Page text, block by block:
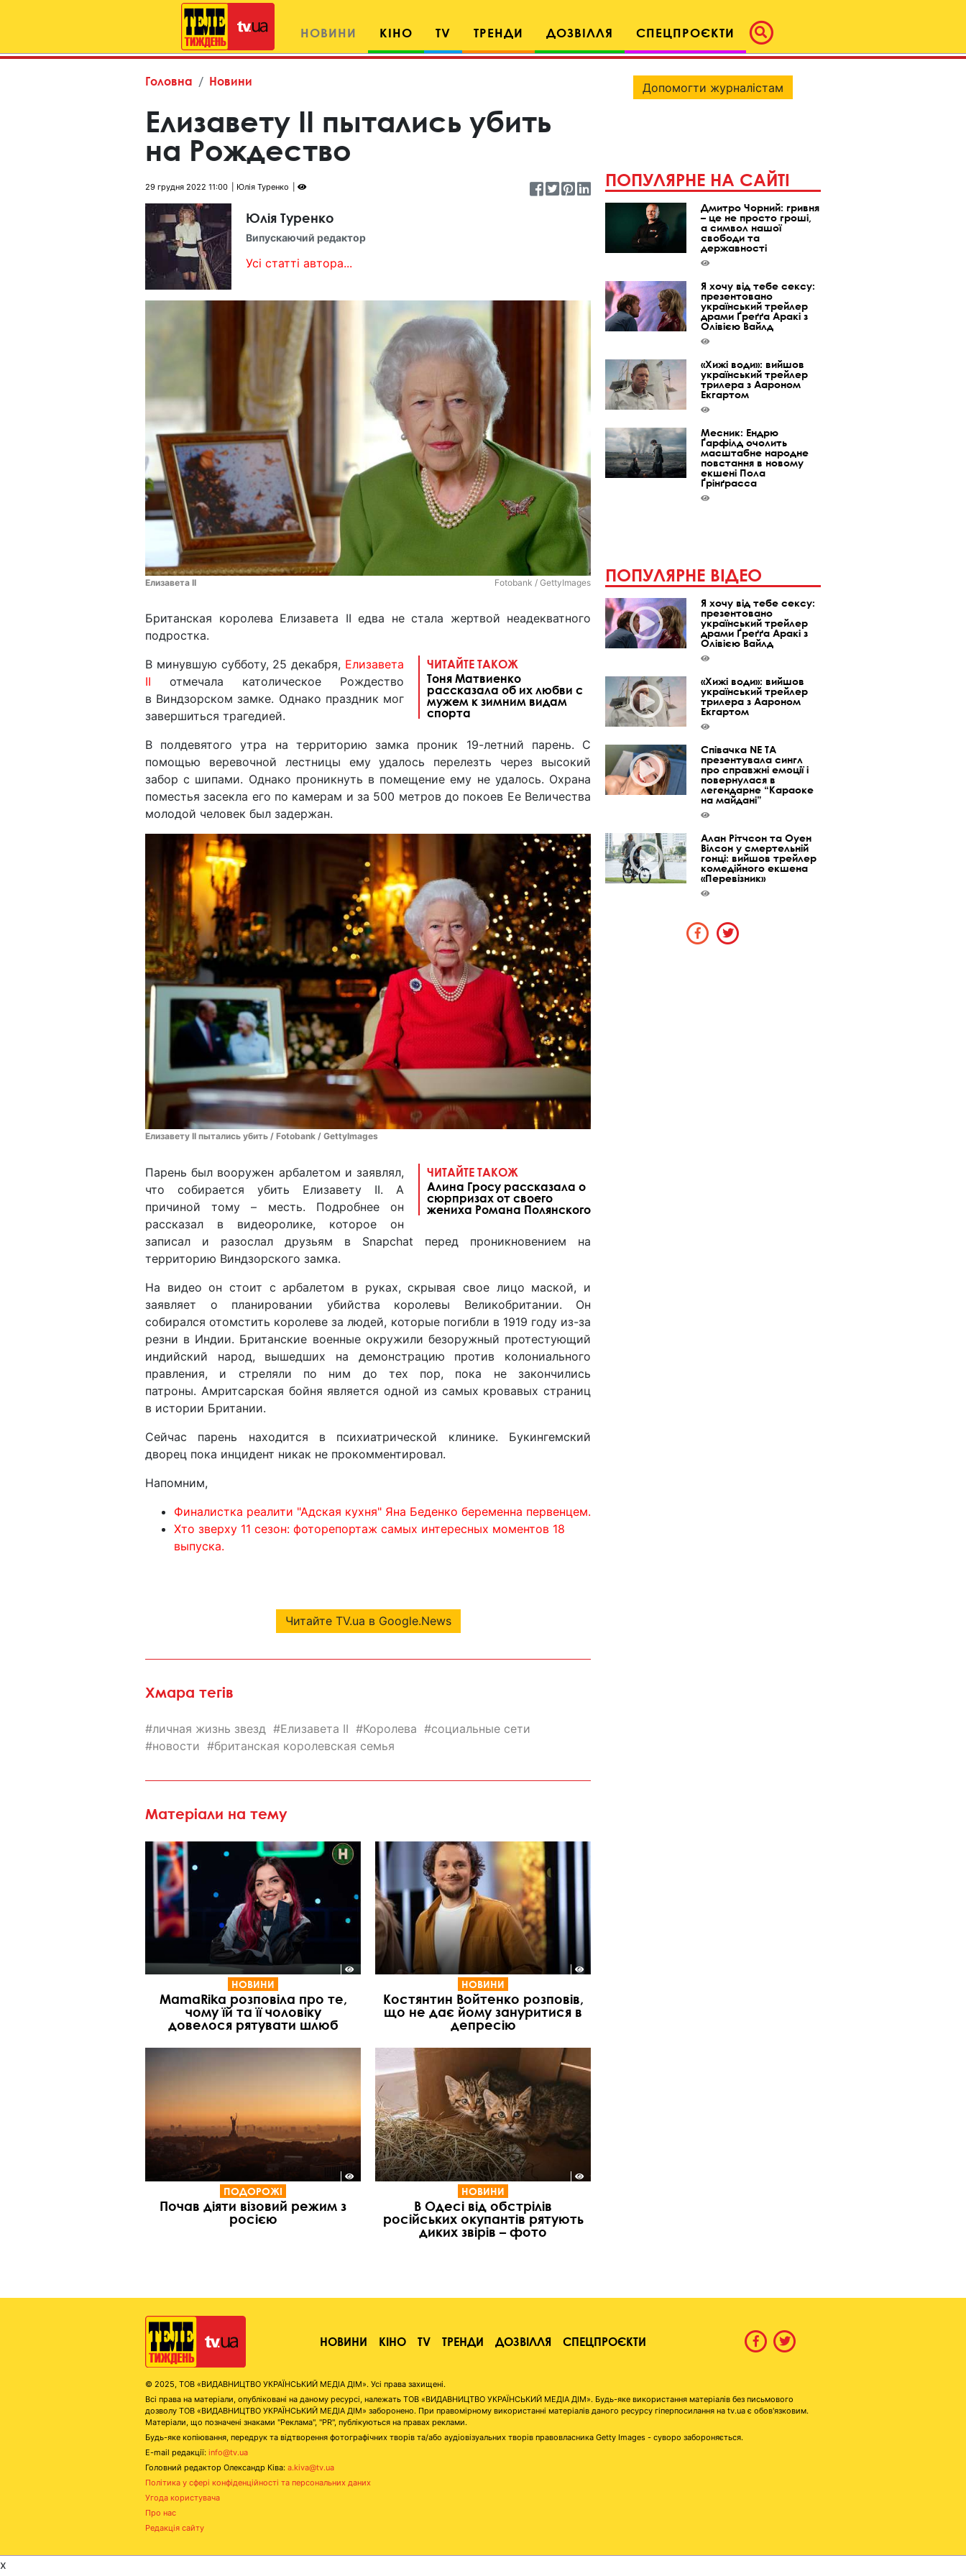
НОВИНИ КІНО TV ТРЕНДИ ДОЗВІЛЛЯ СПЕЦПРОЄКТИ
Головна Новини
Елизавету II пытались убить
на Рождество
29 грудня 2022 11:00 Юлія Туренко
Юлія Туренко
Випускаючий редактор
Усі статті автора...
Елизавета II Fotobank / GettyImages
Британская королева Елизавета II едва не стала жертвой неадекватного
подростка.
ЧИТАЙТЕ ТАКОЖ
Тоня Матвиенко
рассказала об их любви с
мужем к зимним видам
спорта
В минувшую субботу, 25 декабря, Елизавета
II отмечала католическое Рождество
в Виндзорском замке. Однако праздник мог
завершиться трагедией.
В полдевятого утра на территорию замка проник 19-летний парень. С
помощью веревочной лестницы ему удалось перелезть через высокий
забор с шипами. Однако проникнуть в помещение ему не удалось. Охрана
поместья засекла его по камерам и за 500 метров до покоев Ее Величества
молодой человек был задержан.
Елизавету II пытались убить / Fotobank / GettyImages
ЧИТАЙТЕ ТАКОЖ
Алина Гросу рассказала о
сюрпризах от своего
жениха Романа Полянского
Парень был вооружен арбалетом и заявлял,
что собирается убить Елизавету II. А
причиной тому – месть. Подробнее он
рассказал в видеоролике, которое он
записал и разослал друзьям в Snapchat перед проникновением на
территорию Виндзорского замка.
На видео он стоит с арбалетом в руках, скрывая свое лицо маской, и
заявляет о планировании убийства королевы Великобритании. Он
собирался отомстить королеве за людей, которые погибли в 1919 году из-за
резни в Индии. Британские военные окружили безоружный протестующий
индийский народ, вышедших на демонстрацию против колониального
правления, и стреляли по ним до тех пор, пока не закончились
патроны. Амритсарская бойня является одной из самых кровавых страниц
в истории Британии.
Сейчас парень находится в психиатрической клинике. Букингемский
дворец пока инцидент никак не прокомментировал.
Напомним,
Финалистка реалити "Адская кухня" Яна Беденко беременна первенцем.
Хто зверху 11 сезон: фоторепортаж самых интересных моментов 18
выпуска.
Читайте TV.ua в Google.News
Хмара тегів
личная жизнь звезд Елизавета II Королева
социальные сети
новости
британская королевская семья
Матеріали на тему
НОВИНИ
MamaRika розповіла про те,
чому їй та її чоловіку
довелося рятувати шлюб
НОВИНИ
Костянтин Войтенко розповів,
що не дає йому зануритися в
депресію
ПОДОРОЖІ
Почав діяти візовий режим з
росією
НОВИНИ
В Одесі від обстрілів
російських окупантів рятують
диких звірів – фото
Допомогти журналістам
ПОПУЛЯРНЕ НА САЙТІ
Дмитро Чорний: гривня
– це не просто гроші,
а символ нашої
свободи та
державності
Я хочу від тебе сексу:
презентовано
український трейлер
драми Ґреґґа Аракі з
Олівією Вайлд
«Хижі води»: вийшов
український трейлер
трилера з Аароном
Екгартом
Месник: Ендрю
Ґарфілд очолить
масштабне народне
повстання в новому
екшені Пола
Ґрінґрасса
ПОПУЛЯРНЕ ВІДЕО
Я хочу від тебе сексу:
презентовано
український трейлер
драми Ґреґґа Аракі з
Олівією Вайлд
«Хижі води»: вийшов
український трейлер
трилера з Аароном
Екгартом
Співачка NE TA
презентувала сингл
про справжні емоції і
повернулася в
легендарне “Караоке
на майдані”
Алан Рітчсон та Оуен
Вілсон у смертельній
гонці: вийшов трейлер
комедійного екшена
«Перевізник»
НОВИНИ КІНО TV ТРЕНДИ ДОЗВІЛЛЯ СПЕЦПРОЄКТИ
© 2025, ТОВ «ВИДАВНИЦТВО УКРАЇНСЬКИЙ МЕДІА ДІМ». Усі права захищені.
Всі права на матеріали, опубліковані на даному ресурсі, належать ТОВ «ВИДАВНИЦТВО УКРАЇНСЬКИЙ МЕДІА ДІМ». Будь-яке використання матеріалів без письмового
дозволу ТОВ «ВИДАВНИЦТВО УКРАЇНСЬКИЙ МЕДІА ДІМ» заборонено. При правомірному використанні матеріалів даного ресурсу гіперпосилання на tv.ua є обов'язковим.
Матеріали, що позначені знаками "Реклама", "PR", публікуються на правах реклами.
Будь-яке копіювання, передрук та відтворення фотографічних творів та/або аудіовізуальних творів правовласника Getty Images - суворо забороняється.
E-mail редакції: info@tv.ua
Головний редактор Олександр Ківа: a.kiva@tv.ua
Політика у сфері конфіденційності та персональних даних
Угода користувача
Про нас
Редакція сайту
x